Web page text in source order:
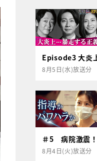
Episode3 大炎
8月5日(水)放送分
＃5 病院激震
8月4日(火)放送分